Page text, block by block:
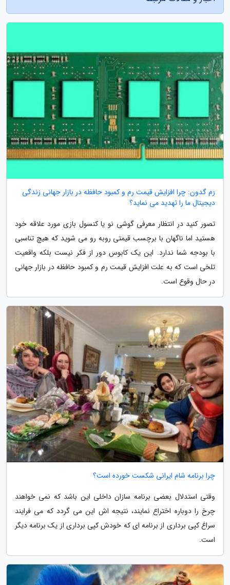
رَم گدون: چرا افزایش قیمت رم و کمبود حافظه در بازار جهانی زندگی
دیجیتال ما را تهدید می نماید؟
تصور کنید در انتظار معرفی گوشی نو یا کنسول بازی مورد علاقه خود
هستید اما ناگهان با برچسب قیمتی روبه رو می شوید که هیچ تناسبی
با بودجه شما ندارد. این یک کابوس دور از فکر نیست بلکه واقعیت
تلخی است که به علت افزایش قیمت رم و کمبود حافظه در بازار جهانی
در حال وقوع است.
چرا برنامه شام ایرانی شکست خورده است؟
وقتی استدلال بعضی برنامه سازان داخلی این باشد که نمی خواهند
چرخ را دوباره اختراع نمایند، نتیجه اش این می گردد که می فرایند
سراغ کپی برداری از برنامه ای که خودش کپی برداری از یک برنامه دیگر
است.